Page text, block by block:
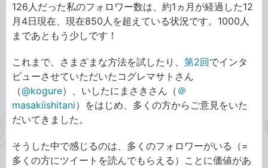
126人だった私のフォロワー数は、約1ヵ月が経過した12
月4日現在、現在850人を超えている状況です。1000人
まであともう少しです！
これまで、さまざまな方法を試したり、 第2回でインタ
ビューさせていただいたコグレマサトさん
（@kogure）、いしたにまさきさん（ ＠
masakiishitani）をはじめ、多くの方からご意見をいた
だいてきました。
そうした中で感じるのは、多くのフォロワーがいる（=
多くの方にツイートを読んでもらえる）ことに価値があ